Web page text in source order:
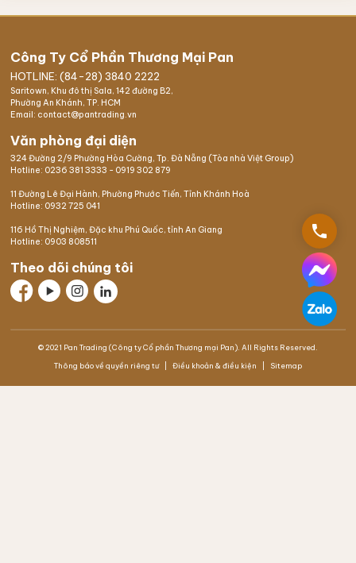
Công Ty Cổ Phần Thương Mại Pan
HOTLINE: (84-28) 3840 2222
Saritown, Khu đô thị Sala, 142 đường B2,
Phường An Khánh, TP. HCM
Email: contact@pantrading.vn
Văn phòng đại diện
324 Đường 2/9 Phường Hòa Cường, Tp. Đà Nẵng (Tòa nhà Việt Group)
Hotline: 0236 381 3333 - 0919 302 879
11 Đường Lê Đại Hành, Phường Phước Tiến, Tỉnh Khánh Hoà
Hotline: 0932 725 041
116 Hồ Thị Nghiệm, Đặc khu Phú Quốc, tỉnh An Giang
Hotline: 0903 808511
Theo dõi chúng tôi
© 2021 Pan Trading (Công ty Cổ phần Thương mại Pan). All Rights Reserved.
Thông báo về quyền riêng tư Điều khoản & điều kiện Sitemap
phone